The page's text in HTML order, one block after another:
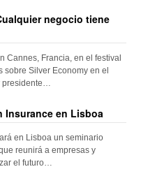
negocio tiene
Cannes, Francia, en el festival
Silver Economy en el
presidente…
Insurance en Lisboa
en Lisboa un seminario
reunirá a empresas y
el futuro…